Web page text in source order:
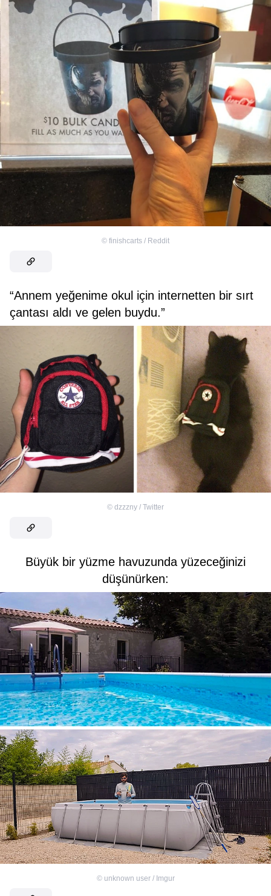
© finishcarts / Reddit
“Annem yeğenime okul için internetten bir sırt
çantası aldı ve gelen buydu.”
© dzzzny / Twitter
Büyük bir yüzme havuzunda yüzeceğinizi
düşünürken:
© unknown user / Imgur